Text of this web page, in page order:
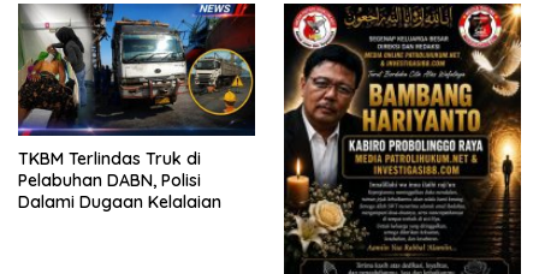
MENGAMUK DI PN MALANG
TKBM Terlindas Truk di
Pelabuhan DABN, Polisi
Dalami Dugaan Kelalaian